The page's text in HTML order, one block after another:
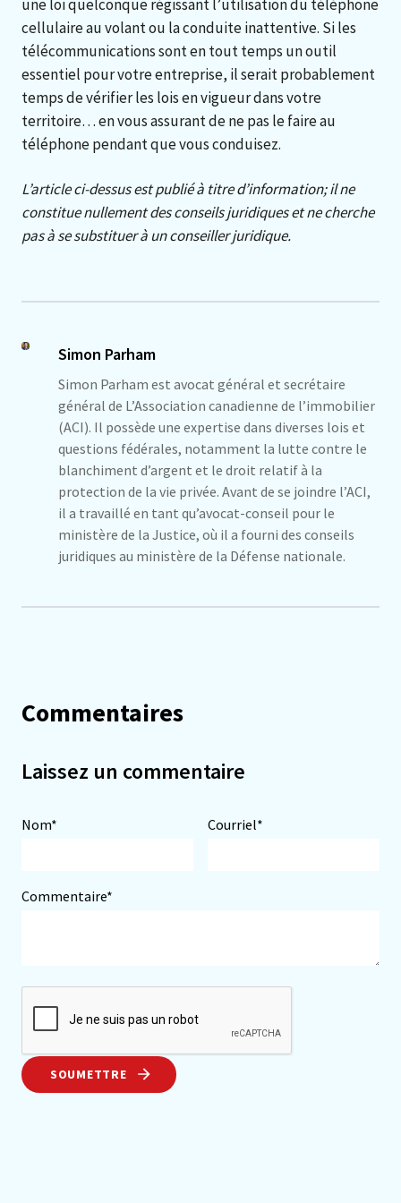
une loi quelconque régissant l’utilisation du téléphone
cellulaire au volant ou la conduite inattentive. Si les
télécommunications sont en tout temps un outil
essentiel pour votre entreprise, il serait probablement
temps de vérifier les lois en vigueur dans votre
territoire… en vous assurant de ne pas le faire au
téléphone pendant que vous conduisez.
L’article ci-dessus est publié à titre d’information; il ne
constitue nullement des conseils juridiques et ne cherche
pas à se substituer à un conseiller juridique.
Simon Parham
Simon Parham est avocat général et secrétaire
général de L’Association canadienne de l’immobilier
(ACI). Il possède une expertise dans diverses lois et
questions fédérales, notamment la lutte contre le
blanchiment d’argent et le droit relatif à la
protection de la vie privée. Avant de se joindre l’ACI,
il a travaillé en tant qu’avocat-conseil pour le
ministère de la Justice, où il a fourni des conseils
juridiques au ministère de la Défense nationale.
Commentaires
Laissez un commentaire
Nom* Courriel*
Commentaire*
SOUMETTRE